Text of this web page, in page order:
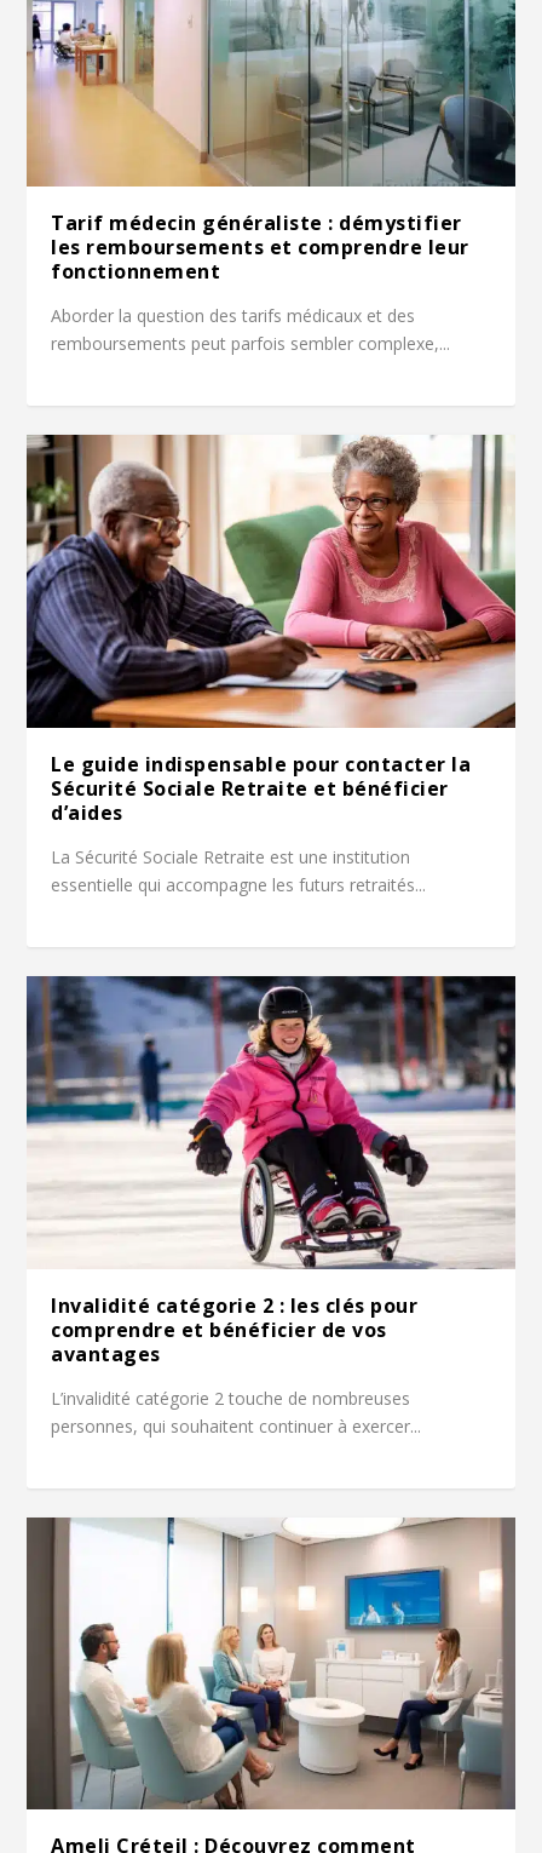
Tarif médecin généraliste : démystifier
les remboursements et comprendre leur
fonctionnement
Aborder la question des tarifs médicaux et des
remboursements peut parfois sembler complexe,...
Le guide indispensable pour contacter la
Sécurité Sociale Retraite et bénéficier
d’aides
La Sécurité Sociale Retraite est une institution
essentielle qui accompagne les futurs retraités...
Invalidité catégorie 2 : les clés pour
comprendre et bénéficier de vos
avantages
L’invalidité catégorie 2 touche de nombreuses
personnes, qui souhaitent continuer à exercer...
Ameli Créteil : Découvrez comment